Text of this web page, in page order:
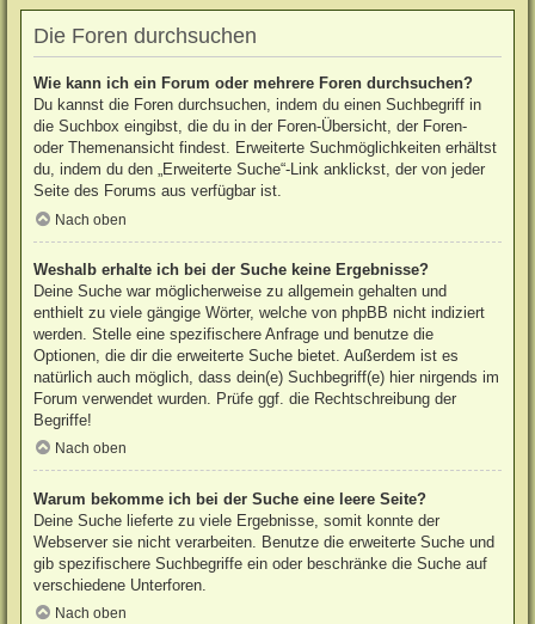
Die Foren durchsuchen
Wie kann ich ein Forum oder mehrere Foren durchsuchen?
Du kannst die Foren durchsuchen, indem du einen Suchbegriff in
die Suchbox eingibst, die du in der Foren-Übersicht, der Foren-
oder Themenansicht findest. Erweiterte Suchmöglichkeiten erhältst
du, indem du den „Erweiterte Suche“-Link anklickst, der von jeder
Seite des Forums aus verfügbar ist.
Nach oben
Weshalb erhalte ich bei der Suche keine Ergebnisse?
Deine Suche war möglicherweise zu allgemein gehalten und
enthielt zu viele gängige Wörter, welche von phpBB nicht indiziert
werden. Stelle eine spezifischere Anfrage und benutze die
Optionen, die dir die erweiterte Suche bietet. Außerdem ist es
natürlich auch möglich, dass dein(e) Suchbegriff(e) hier nirgends im
Forum verwendet wurden. Prüfe ggf. die Rechtschreibung der
Begriffe!
Nach oben
Warum bekomme ich bei der Suche eine leere Seite?
Deine Suche lieferte zu viele Ergebnisse, somit konnte der
Webserver sie nicht verarbeiten. Benutze die erweiterte Suche und
gib spezifischere Suchbegriffe ein oder beschränke die Suche auf
verschiedene Unterforen.
Nach oben